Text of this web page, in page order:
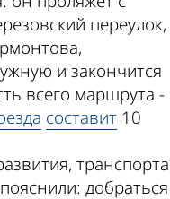
переулок,
и закончится
всего маршрута -
составит 10
транспорта
добраться